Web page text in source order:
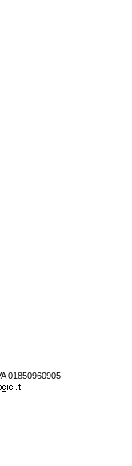
01850960905